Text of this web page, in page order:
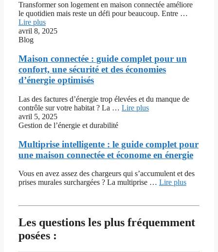
Transformer son logement en maison connectée améliore
le quotidien mais reste un défi pour beaucoup. Entre …
Lire plus
avril 8, 2025
Blog
Maison connectée : guide complet pour un
confort, une sécurité et des économies
d’énergie optimisés
Las des factures d’énergie trop élevées et du manque de
contrôle sur votre habitat ? La … Lire plus
avril 5, 2025
Gestion de l’énergie et durabilité
Multiprise intelligente : le guide complet pour
une maison connectée et économe en énergie
Vous en avez assez des chargeurs qui s’accumulent et des
prises murales surchargées ? La multiprise … Lire plus
Les questions les plus fréquemment
posées :